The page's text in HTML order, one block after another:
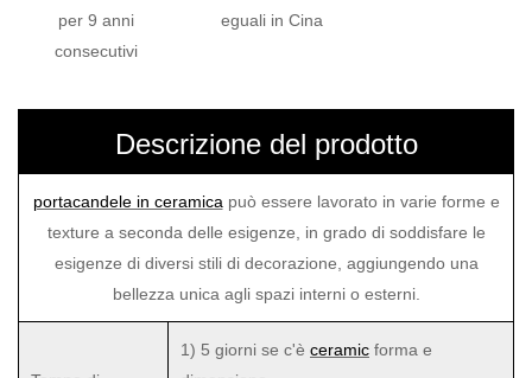
per 9 anni
consecutivi
eguali in Cina
Descrizione del prodotto
portacandele in ceramica può essere lavorato in varie forme e
texture a seconda delle esigenze, in grado di soddisfare le
esigenze di diversi stili di decorazione, aggiungendo una
bellezza unica agli spazi interni o esterni.
1) 5 giorni se c'è ceramic forma e